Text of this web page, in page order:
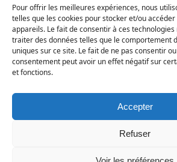
Pour offrir les meilleures expériences, nous
telles que les cookies pour stocker et/ou
appareils. Le fait de consentir à ces
traiter des données telles que le comportement
uniques sur ce site. Le fait de ne pas consentir
consentement peut avoir un effet négatif sur
et fonctions.
Accepter
Refuser
Inscrivez-vous à la newsletter
Vous recevrez régulièrement les
du SRI.